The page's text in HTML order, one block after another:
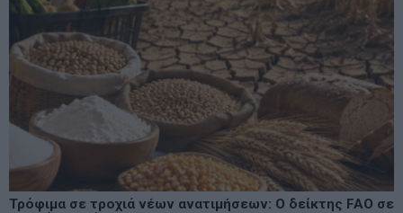
Τρόφιμα σε τροχιά νέων ανατιμήσεων: Ο δείκτης FAO σε